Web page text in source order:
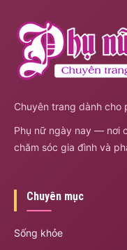
Chuyên trang dành cho
Phụ nữ ngày nay — nơi
chăm sóc gia đình và
Chuyên mục
Sống khỏe